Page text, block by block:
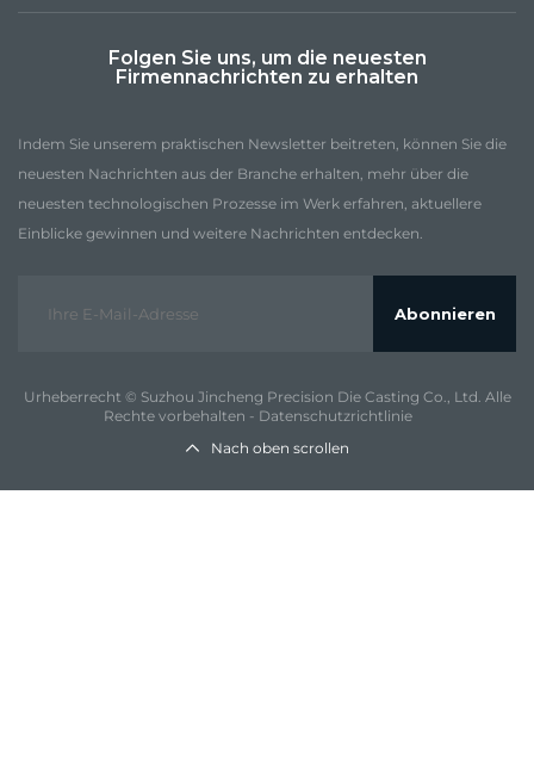
Folgen Sie uns, um die neuesten
Firmennachrichten zu erhalten
Indem Sie unserem praktischen Newsletter beitreten, können Sie die
neuesten Nachrichten aus der Branche erhalten, mehr über die
neuesten technologischen Prozesse im Werk erfahren, aktuellere
Einblicke gewinnen und weitere Nachrichten entdecken.
Abonnieren
Urheberrecht © Suzhou Jincheng Precision Die Casting Co., Ltd. Alle
Rechte vorbehalten - Datenschutzrichtlinie
Nach oben scrollen